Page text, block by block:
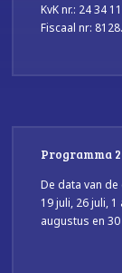
KvK nr.: 24 34
Fiscaal nr:
Programma
De data van
19 juli, 26 juli,
augustus en